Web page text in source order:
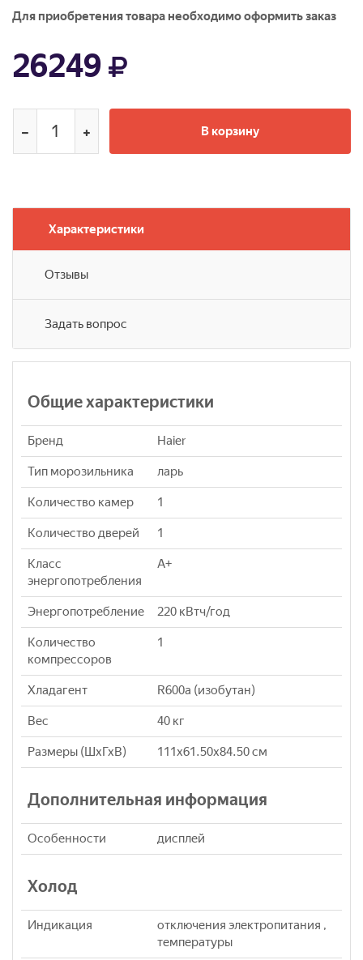
Для приобретения товара необходимо оформить заказ
26249
В корзину
Характеристики
Отзывы
Задать вопрос
Общие характеристики
Бренд Haier
Тип морозильника ларь
Количество камер 1
Количество дверей 1
Класс
энергопотребления
A+
Энергопотребление 220 кВтч/год
Количество
компрессоров
1
Хладагент R600a (изобутан)
Вес 40 кг
Размеры (ШхГхВ) 111х61.50х84.50 см
Дополнительная информация
Особенности дисплей
Холод
Индикация
отключения электропитания ,
температуры